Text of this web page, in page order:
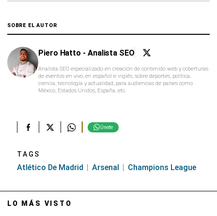
SOBRE EL AUTOR
Piero Hatto - Analista SEO
Analista SEO especializado en creación de contenido web y coberturas
de eventos en vivo, en español e inglés, sobre deportes, política,
ciencia, tecnología y actualidad, para audiencias de países como
México, Estados Unidos, España, etc.
Únete
TAGS
Atlético De Madrid Arsenal Champions League
LO MÁS VISTO